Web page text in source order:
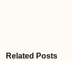
Related Posts